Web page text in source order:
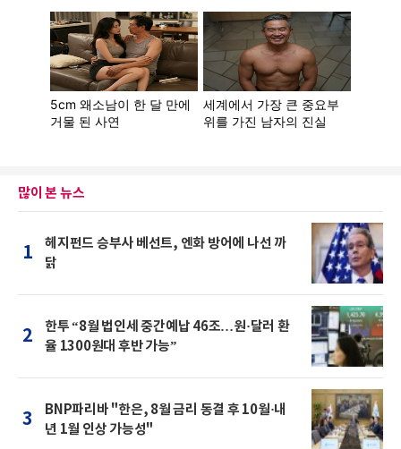
많이 본 뉴스
1
헤지펀드 승부사 베선트, 엔화 방어에 나선 까
닭
2
한투 “8월 법인세 중간예납 46조…원·달러 환
율 1300원대 후반 가능”
3
BNP파리바 "한은, 8월 금리 동결 후 10월·내
년 1월 인상 가능성"